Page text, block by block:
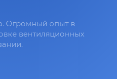
Огромный опыт в
вентиляционных